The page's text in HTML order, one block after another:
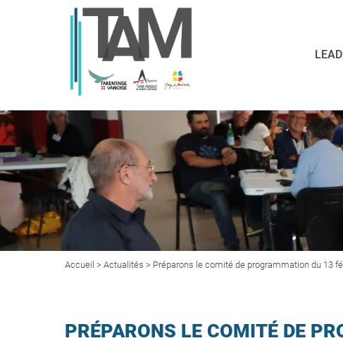
Accueil > Actualités > Préparons le comité de programmation du 13
PRÉPARONS LE COMITÉ DE